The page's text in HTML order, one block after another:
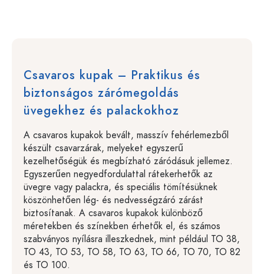
Csavaros kupak – Praktikus és
biztonságos zárómegoldás
üvegekhez és palackokhoz
A csavaros kupakok bevált, masszív fehérlemezből
készült csavarzárak, melyeket egyszerű
kezelhetőségük és megbízható záródásuk jellemez.
Egyszerűen negyedfordulattal rátekerhetők az
üvegre vagy palackra, és speciális tömítésüknek
köszönhetően lég- és nedvességzáró zárást
biztosítanak. A csavaros kupakok különböző
méretekben és színekben érhetők el, és számos
szabványos nyílásra illeszkednek, mint például TO 38,
TO 43, TO 53, TO 58, TO 63, TO 66, TO 70, TO 82
és TO 100.